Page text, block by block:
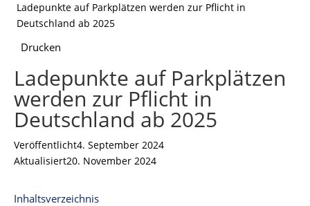
Ladepunkte auf Parkplätzen werden zur Pflicht in
Deutschland ab 2025
Drucken
Ladepunkte auf Parkplätzen
werden zur Pflicht in
Deutschland ab 2025
Veröffentlicht4. September 2024
Aktualisiert20. November 2024
Inhaltsverzeichnis